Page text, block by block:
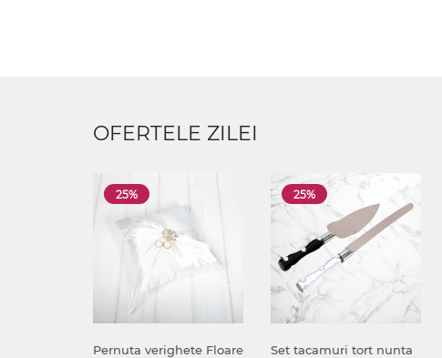
OFERTELE ZILEI
25%
Pernuta verighete Floare
25%
Set tacamuri tort nunta